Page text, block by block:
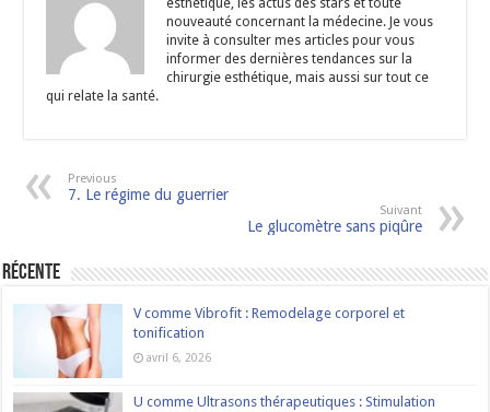
esthétique, les actus des stars et toute
nouveauté concernant la médecine. Je vous
invite à consulter mes articles pour vous
informer des dernières tendances sur la
chirurgie esthétique, mais aussi sur tout ce
qui relate la santé.
Previous
7. Le régime du guerrier
Suivant
Le glucomètre sans piqûre
Récente
V comme Vibrofit : Remodelage corporel et
tonification
avril 6, 2026
U comme Ultrasons thérapeutiques : Stimulation